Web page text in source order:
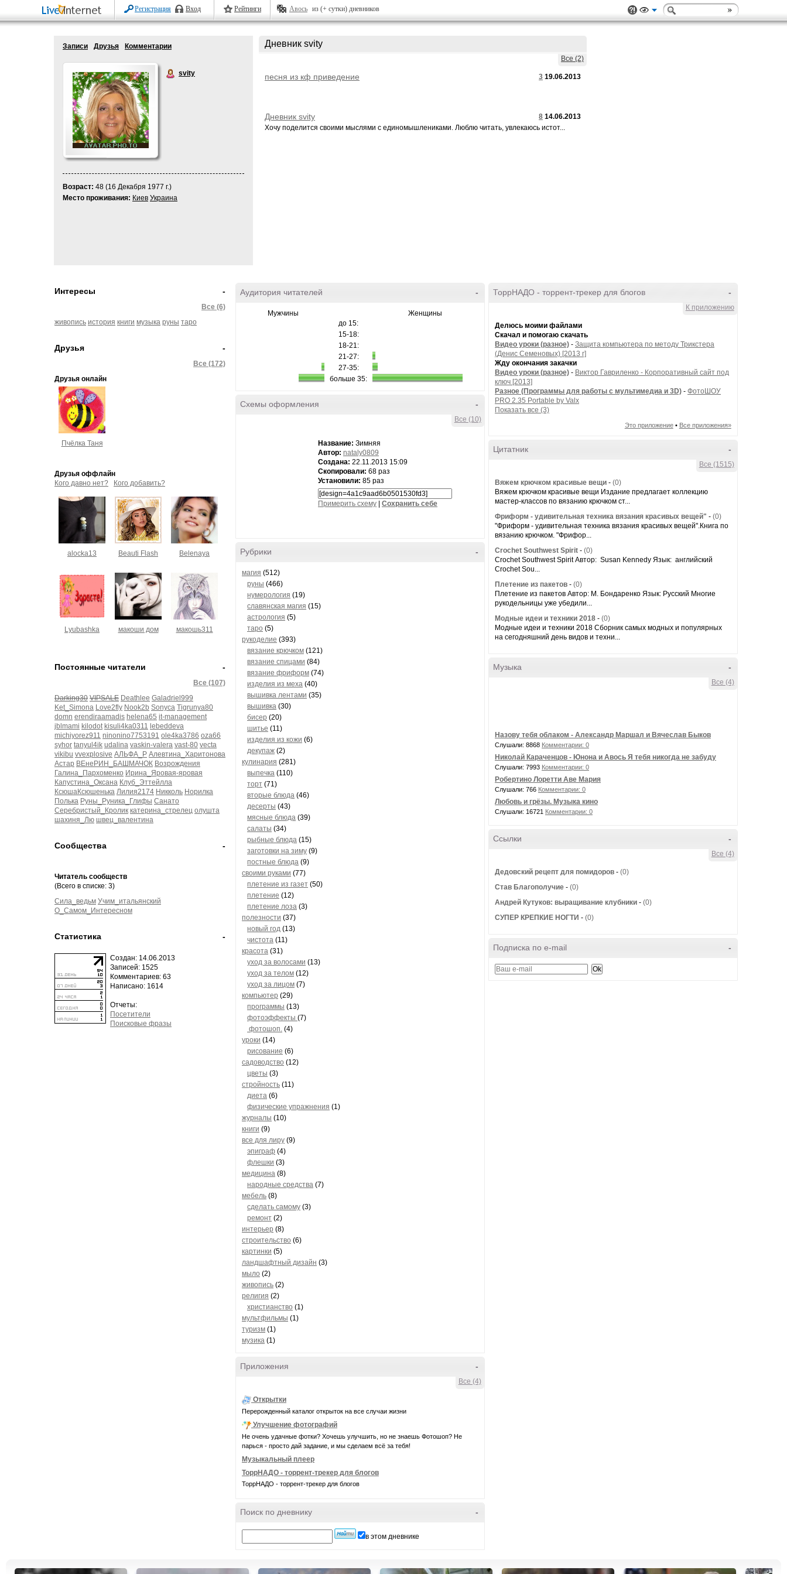
Регистрация Вход Рейтинги Авось из (+ сутки) дневников
Записи Друзья Комментарии
svity
Возраст: 48 (16 Декабря 1977 г.)
Место проживания: Киев Украина
Дневник svity
Все (2)
3 19.06.2013
песня из кф приведение
8 14.06.2013
Дневник svity
Хочу поделится своими мыслями с единомышлениками. Люблю читать, увлекаюсь истот...
-
Интересы
Все (6)
живопись история книги музыка руны таро
-
Друзья
Все (172)
Друзья онлайн
Пчёлка Таня
Друзья оффлайн
Кого давно нет?
Кого добавить?
alocka13 Beauti Flash Belenaya
Lyubashka макоши дом макошь311
-
Постоянные читатели
Все (107)
Darking30 VIPSALE Deathlee Galadriel999
Ket_Simona Love2fly Nook2b Sonyca Tigrunya80
domn erendiraamadis helena65 it-management
jblmami kilodot kisuli4ka0311 lebeddeva
michiyorez911 ninonino7753191 ole4ka3786 oza66
syhor tanyul4ik udalina vaskin-valera vast-80 vecta
vikibu vvexplosive АЛЬФА_Р Алевтина_Харитонова
Астар ВЕнеРИН_БАШМАЧОК Возрождения
Галина_Пархоменко Ирина_Яровая-яровая
Капустина_Оксана Клуб_Эттейлла
КсюшаКсюшенька Лилия2174 Никколь Норилка
Полька Руны_Руника_Глифы Санато
Серебристый_Кролик катерина_стрелец олушта
шахиня_Лю швец_валентина
-
Сообщества
Читатель сообществ
(Всего в списке: 3)
Сила_ведьм Учим_итальянский
О_Самом_Интересном
-
Статистика
Создан: 14.06.2013
Записей: 1525
Комментариев: 63
Написано: 1614
Отчеты:
Посетители
Поисковые фразы
-
Аудитория читателей
Мужчины
Женщины
до 15:
15-18:
18-21:
21-27:
27-35:
больше 35:
-
Схемы оформления
Все (10)
Название: Зимняя
Автор: nataly0809
Создана: 22.11.2013 15:09
Скопировали: 68 раз
Установили: 85 раз
Примерить схему Cохранить себе
-
Рубрики
магия (512)
руны (466)
нумерология (19)
славянская магия (15)
астрология (5)
таро (5)
рукоделие (393)
вязание крючком (121)
вязание спицами (84)
вязание фриформ (74)
изделия из меха (40)
вышивка лентами (35)
вышивка (30)
бисер (20)
шитье (11)
изделия из кожи (6)
декупаж (2)
кулинария (281)
выпечка (110)
торт (71)
вторые блюда (46)
десерты (43)
мясные блюда (39)
салаты (34)
рыбные блюда (15)
заготовки на зиму (9)
постные блюда (9)
своими руками (77)
плетение из газет (50)
плетение (12)
плетение лоза (3)
полезности (37)
новый год (13)
чистота (11)
красота (31)
уход за волосами (13)
уход за телом (12)
уход за лицом (7)
компьютер (29)
программы (13)
фотоэффекты (7)
фотошоп. (4)
уроки (14)
рисование (6)
садоводство (12)
цветы (3)
стройность (11)
диета (6)
физические упражнения (1)
журналы (10)
книги (9)
все для лиру (9)
эпиграф (4)
флешки (3)
медицина (8)
народные средства (7)
мебель (8)
сделать самому (3)
ремонт (2)
интерьер (8)
строительство (6)
картинки (5)
ландшафтный дизайн (3)
мыло (2)
живопись (2)
религия (2)
христианство (1)
мультфильмы (1)
туризм (1)
музика (1)
-
Приложения
Все (4)
Открытки
Перерожденный каталог открыток на все случаи жизни
Улучшение фотографий
Не очень удачные фотки? Хочешь улучшить, но не знаешь Фотошоп? Не
парься - просто дай задание, и мы сделаем всё за тебя!
Музыкальный плеер
ТоррНАДО - торрент-трекер для блогов
ТоррНАДО - торрент-трекер для блогов
-
Поиск по дневнику
в этом дневнике
-
ТоррНАДО - торрент-трекер для блогов
К приложению
Делюсь моими файлами
Скачал и помогаю скачать
Видео уроки (разное) - Защита компьютера по методу Трикстера
(Денис Семеновых) [2013 г]
Жду окончания закачки
Видео уроки (разное) - Виктор Гавриленко - Корпоративный сайт под
ключ [2013]
Разное (Программы для работы с мультимедиа и 3D) - ФотоШОУ
PRO 2.35 Portable by Valx
Показать все (3)
Это приложение• Все приложения»
-
Цитатник
Все (1515)
Вяжем крючком красивые вещи - (0)
Вяжем крючком красивые вещи Издание предлагает коллекцию
мастер-классов по вязанию крючком ст...
Фриформ - удивительная техника вязания красивых вещей" - (0)
"Фриформ - удивительная техника вязания красивых вещей".Книга по
вязанию крючком. "Фрифор...
Crochet Southwest Spirit - (0)
Crochet Southwest Spirit Автор: Susan Kennedy Язык: ‎ английский
Crochet Sou...
Плетение из пакетов - (0)
Плетение из пакетов Автор: М. Бондаренко Язык: Русский Многие
рукодельницы уже убедили...
Модные идеи и техники 2018 - (0)
Модные идеи и техники 2018 Сборник самых модных и популярных
на сегодняшний день видов и техни...
-
Музыка
Все (4)
Назову тебя облаком - Александр Маршал и Вячеслав Быков
Слушали: 8868 Комментарии: 0
Николай Караченцов - Юнона и Авось Я тебя никогда не забуду
Слушали: 7993 Комментарии: 0
Робертино Лоретти Аве Мария
Слушали: 766 Комментарии: 0
Любовь и грёзы. Музыка кино
Слушали: 16721 Комментарии: 0
-
Ссылки
Все (4)
Дедовский рецепт для помидоров - (0)
Став Благополучие - (0)
Андрей Кутуков: выращивание клубники - (0)
СУПЕР КРЕПКИЕ НОГТИ - (0)
-
Подписка по e-mail